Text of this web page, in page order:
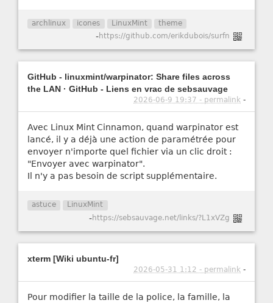
archlinux icones LinuxMint theme
-https://github.com/erikdubois/surfn
GitHub - linuxmint/warpinator: Share files across
the LAN · GitHub - Liens en vrac de sebsauvage
2026-06-9 19:37 - permalink -
Avec Linux Mint Cinnamon, quand warpinator est
lancé, il y a déjà une action de paramétrée pour
envoyer n'importe quel fichier via un clic droit :
"Envoyer avec warpinator".
Il n'y a pas besoin de script supplémentaire.
astuce LinuxMint
-https://sebsauvage.net/links/?L1xVZg
xterm [Wiki ubuntu-fr]
2026-05-31 1:12 - permalink -
Pour modifier la taille de la police, la famille, la